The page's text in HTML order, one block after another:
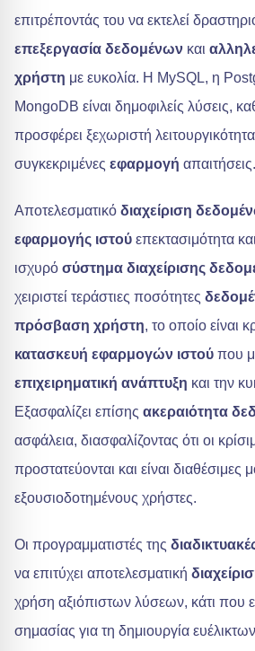
επιτρέποντάς του να εκτελεί
επεξεργασία δεδομένων και
χρήστη με ευκολία. Η MySQL, η
MongoDB είναι δημοφιλείς λύσεις,
προσφέρει ξεχωριστή
συγκεκριμένες εφαρμογή απαιτήσεις.
Αποτελεσματικό διαχείριση
εφαρμογής ιστού επεκτασιμότητα
ισχυρό σύστημα διαχείρισης
χειριστεί τεράστιες ποσότητες
πρόσβαση χρήστη, το οποίο είναι
κατασκευή εφαρμογών ιστού που
επιχειρηματική ανάπτυξη και την
Εξασφαλίζει επίσης ακεραιότητα
ασφάλεια, διασφαλίζοντας ότι οι
προστατεύονται και είναι διαθέσιμες
εξουσιοδοτημένους χρήστες.
Οι προγραμματιστές της
να επιτύχει αποτελεσματική
χρήση αξιόπιστων λύσεων, κάτι που
σημασίας για τη δημιουργία